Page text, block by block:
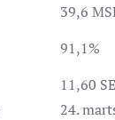
39,6
91,1%
11,60
24.